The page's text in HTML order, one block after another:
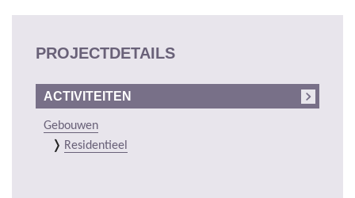
PROJECTDETAILS
ACTIVITEITEN
Gebouwen
Residentieel